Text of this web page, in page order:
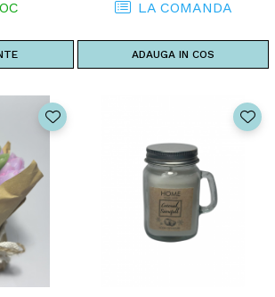
LA COMANDA
ADAUGA IN COS